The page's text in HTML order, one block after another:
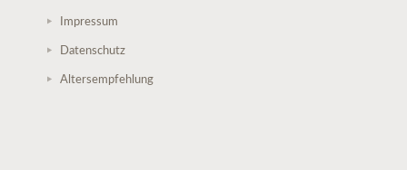
Impressum
Datenschutz
Altersempfehlung